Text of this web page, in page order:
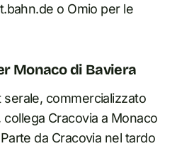
o Omio per le
Monaco di Baviera
commercializzato
Cracovia a Monaco
da Cracovia nel tardo